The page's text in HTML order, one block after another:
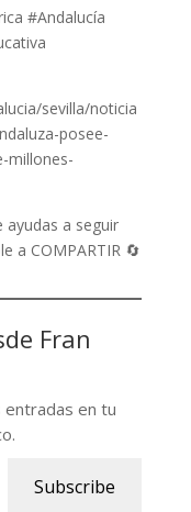
#Andalucía
sevilla/noticia
posee-
millones-
ayudas a seguir
a COMPARTIR 🔄
Fran
entradas en tu
Subscribe